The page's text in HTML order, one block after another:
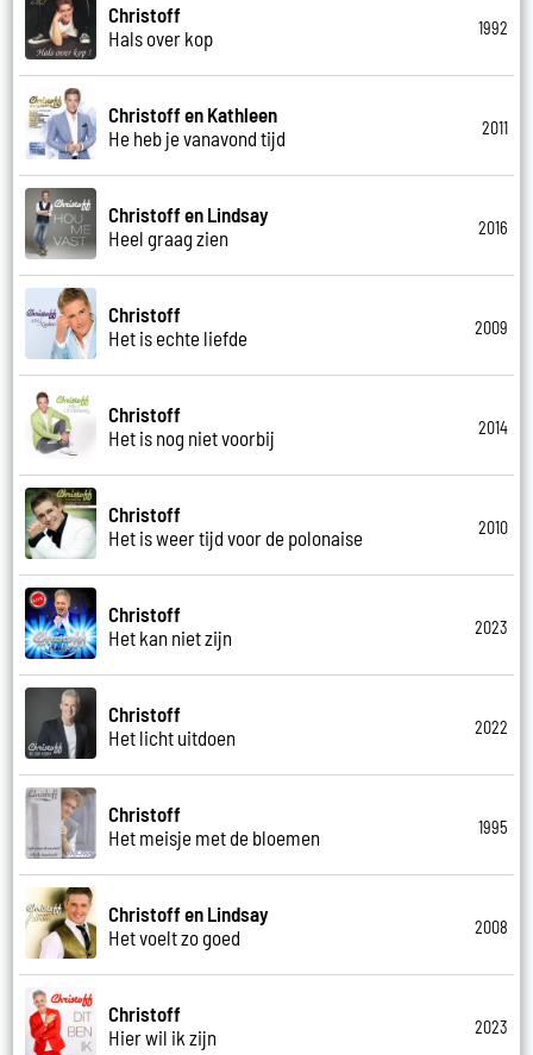
Christoff
Hals over kop
1992
Christoff en Kathleen
He heb je vanavond tijd
2011
Christoff en Lindsay
Heel graag zien
2016
Christoff
Het is echte liefde
2009
Christoff
Het is nog niet voorbij
2014
Christoff
Het is weer tijd voor de polonaise
2010
Christoff
Het kan niet zijn
2023
Christoff
Het licht uitdoen
2022
Christoff
Het meisje met de bloemen
1995
Christoff en Lindsay
Het voelt zo goed
2008
Christoff
Hier wil ik zijn
2023